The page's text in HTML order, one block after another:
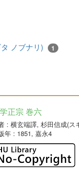
ノブナリ) 1
正宗 巻六
: 横玄端譯, 杉田信成(
年 : 1851, 嘉永4